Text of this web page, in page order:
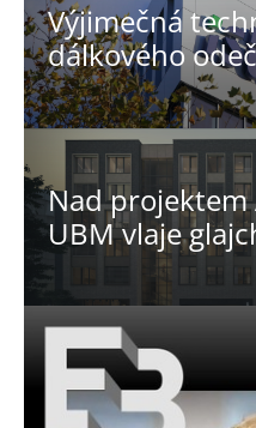
Výjimečná
dálkového
Nad projektem
UBM vlaje